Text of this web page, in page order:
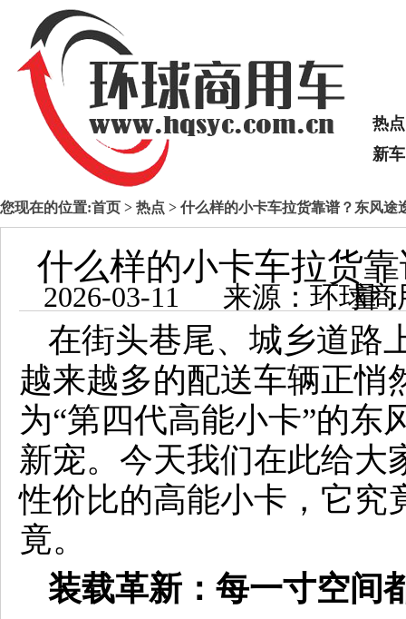
热点
新车
您现在的位置:首页 > 热点 > 什么样的小卡车拉货靠谱？东风途
什么样的小卡车拉货
2026-03-11 来源：环
在街头巷尾、城乡道路
越来越多的配送车辆正悄
为“第四代高能小卡”的东
新宠。今天我们在此给大
性价比的高能小卡，它究
竟。
装载革新：每一寸空间